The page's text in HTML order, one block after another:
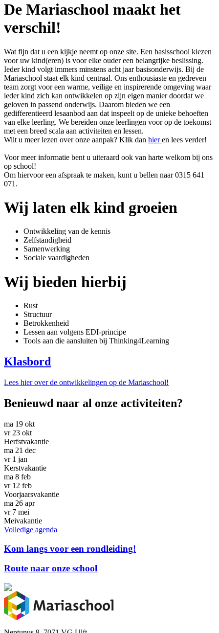
De Mariaschool maakt het
verschil!
Wat fijn dat u een kijkje neemt op onze site. Een basisschool kiezen
voor uw kind(eren) is voor elke ouder een belangrijke beslissing.
Ieder kind volgt immers minstens acht jaar basisonderwijs. Bij de
Mariaschool staat elk kind centraal. Ons enthousiaste en gedreven
team zorgt voor een warme, veilige en inspirerende omgeving waar
ieder kind zich kan ontwikkelen op zijn eigen manier doordat we
geloven in passend onderwijs. Daarom bieden we een
gedifferentieerd lesaanbod aan dat inspeelt op de unieke behoeften
van elke leerling. We bereiden onze leerlingen voor op de toekomst
met een breed scala aan activiteiten en lessen.
Wilt u meer lezen over onze aanpak? Klik dan hier en lees verder!
Voor meer informatie bent u uiteraard ook van harte welkom bij ons
op school!
Om hiervoor een afspraak te maken, kunt u bellen naar 0315 641
071.
Wij laten elk kind groeien
Ontwikkeling van de kennis
Zelfstandigheid
Samenwerking
Sociale vaardigheden
Wij bieden hierbij
Rust
Structuur
Betrokkenheid
Lessen aan volgens EDI-principe
Tools aan die aansluiten bij Thinking4Learning
Klasbord
Lees hier over de ontwikkelingen op de Mariaschool!
Benieuwd naar al onze activiteiten?
ma 19 okt
vr23 okt
Herfstvakantie
ma 21 dec
vr1 jan
Kerstvakantie
ma 8 feb
vr12 feb
Voorjaarsvakantie
ma 26 apr
vr7 mei
Meivakantie
Volledige agenda
Kom langs voor een rondleiding!
Route naar onze school